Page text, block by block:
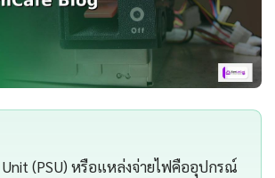
Unit (PSU) หรือแหล่งจ่ายไฟคืออุปกรณ์